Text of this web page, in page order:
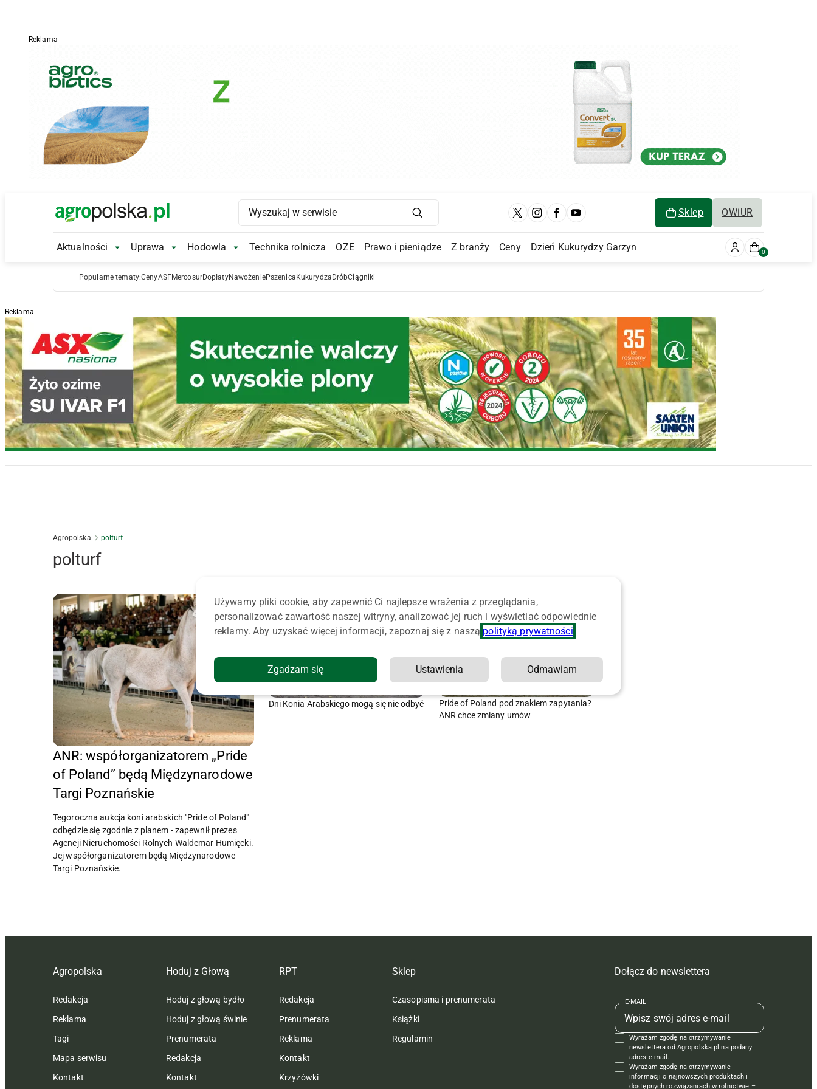
Reklama
Main Logo Sklep OWiUR
Main Navigation
Aktualności Aktualności Submenu
Uprawa Uprawa Submenu
Hodowla Hodowla Submenu
Technika rolnicza OZE Prawo i pieniądze Z branży Ceny Dzień Kukurydzy Garzyn 0
Popularne tematy:CenyASFMercosurDopłatyNawożeniePszenica Kukurydza DróbCiągniki
Reklama
Agropolska polturf
polturf
ANR: współorganizatorem „Pride
of Poland” będą Międzynarodowe
Targi Poznańskie
Tegoroczna aukcja koni arabskich "Pride of Poland"
odbędzie się zgodnie z planem - zapewnił prezes
Agencji Nieruchomości Rolnych Waldemar Humięcki.
Jej współorganizatorem będą Międzynarodowe
Targi Poznańskie.
Dni Konia Arabskiego mogą się nie odbyć
Pride of Poland pod znakiem zapytania?
ANR chce zmiany umów
Agropolska
Redakcja
Reklama
Tagi
Mapa serwisu
Kontakt
Hoduj z Głową
Hoduj z głową bydło
Hoduj z głową świnie
Prenumerata
Redakcja
Kontakt
RPT
Redakcja
Prenumerata
Reklama
Kontakt
Krzyżówki
Sklep
Czasopisma i prenumerata
Książki
Regulamin
Dołącz do newslettera
E-MAIL
Wyrażam zgodę na otrzymywanie
newslettera od Agropolska.pl na podany
adres e-mail.
Wyrażam zgodę na otrzymywanie
informacji o najnowszych produktach i
dostępnych rozwiązaniach w rolnictwie –
Używamy pliki cookie, aby zapewnić Ci najlepsze wrażenia z przeglądania,
personalizować zawartość naszej witryny, analizować jej ruch i wyświetlać odpowiednie
reklamy. Aby uzyskać więcej informacji, zapoznaj się z naszą polityką prywatności
Zgadzam się Ustawienia Odmawiam